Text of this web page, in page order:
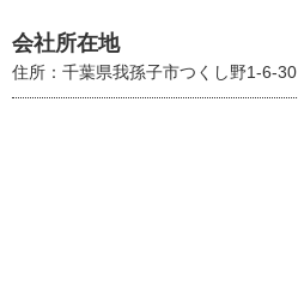
会社所在地
住所：千葉県我孫子市つくし野1-6-30